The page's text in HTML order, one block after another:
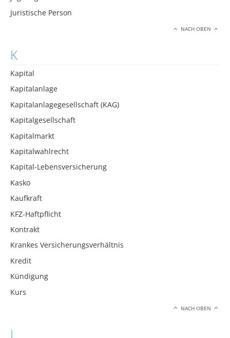
Juristische Person
NACH OBEN
K
Kapital
Kapitalanlage
Kapitalanlagegesellschaft (KAG)
Kapitalgesellschaft
Kapitalmarkt
Kapitalwahlrecht
Kapital-Lebensversicherung
Kasko
Kaufkraft
KFZ-Haftpflicht
Kontrakt
Krankes Versicherungsverhältnis
Kredit
Kündigung
Kurs
NACH OBEN
L